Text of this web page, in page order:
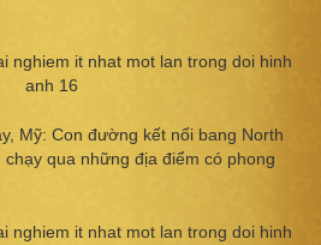
Mỹ: Con đường kết nối bang North
qua những địa điểm có phong